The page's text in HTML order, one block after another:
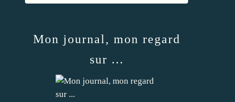
Mon journal, mon regard
sur ...